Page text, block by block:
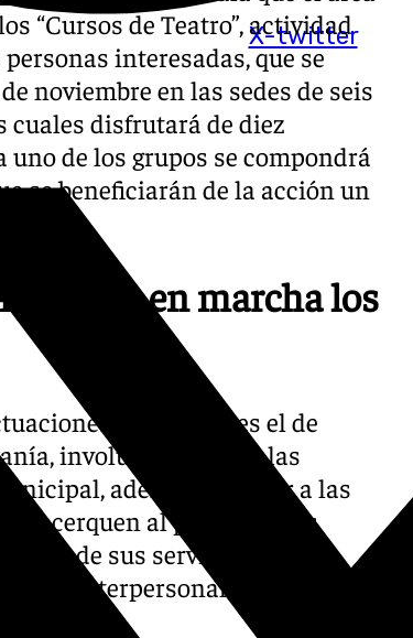
X-twitter
“Cursos de Teatro”, actividad
interesadas, que se
noviembre en las sedes de seis
cuales disfrutará de diez
uno de los grupos se compondrá
se beneficiarán de la acción un
pone en marcha los
Vecinales” es el de
involucrándola en las
además de dotar a las
acerquen al público a sus
de sus servicios,
interpersonales entre el